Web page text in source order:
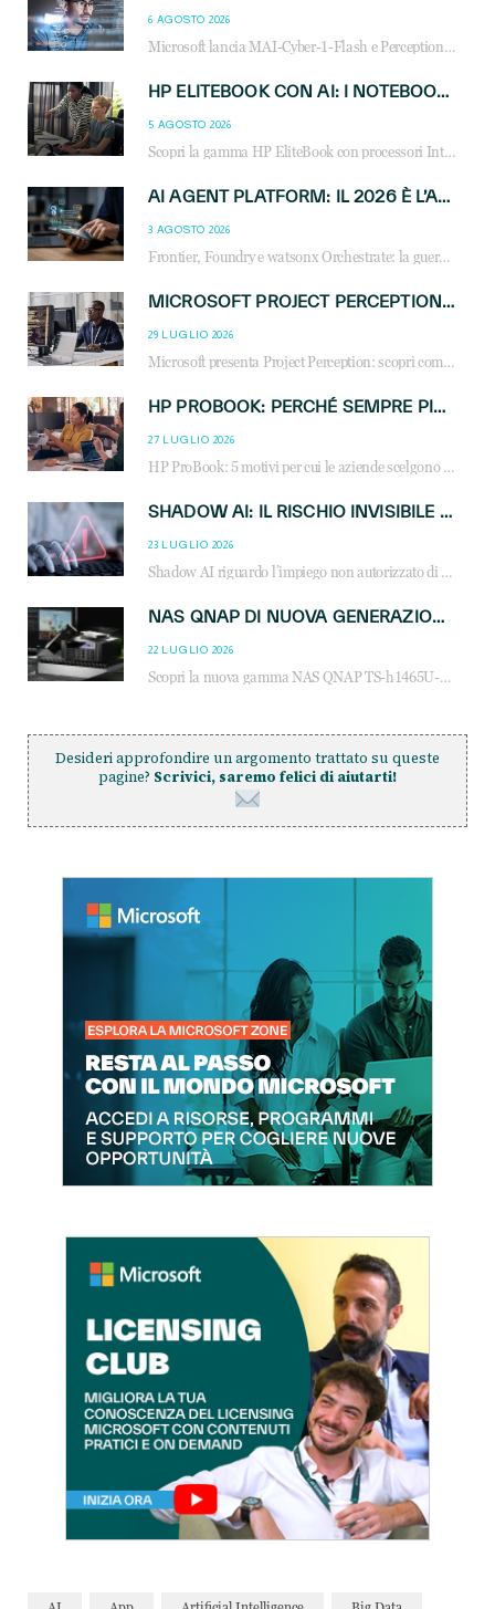
6 AGOSTO 2026
Microsoft lancia MAI-Cyber-1-Flash e Perception: cybersecurity agentica in preview dal 3 novembre. Cosa cambia per MSP, system integrator e reseller.
HP ELITEBOOK CON AI: I NOTEBOOK BUSINESS INTELLIGENTI CHE TRASFORMANO PRODUTTIVITÀ, SICUREZZA E LAVORO IBRIDO
5 AGOSTO 2026
Scopri la gamma HP EliteBook con processori Intel® Core™ Ultra e AMD Ryzen™ AI. Notebook business progettati per aumentare la produttività, migliorare la collaborazione e garantire sicurezza avanzata in ufficio e in mobilità.
AI AGENT PLATFORM: IL 2026 È L’ANNO DEL «SISTEMA OPERATIVO» PER GLI AGENTI AZIENDALI
3 AGOSTO 2026
Frontier, Foundry e watsonx Orchestrate: la guerra delle piattaforme AI agent ridisegna il mercato IT. Cosa cambia per reseller, MSP e system integrator.
MICROSOFT PROJECT PERCEPTION: COME GLI AGENTI AI CAMBIERANNO SOC, CYBERSECURITY E SERVIZI MSP
29 LUGLIO 2026
Microsoft presenta Project Perception: scopri come gli agenti AI possono trasformare cybersecurity, SOC e servizi gestiti degli MSP.
HP PROBOOK: PERCHÉ SEMPRE PIÙ AZIENDE SCELGONO NOTEBOOK PROGETTATI PER IL LAVORO MODERNO
27 LUGLIO 2026
HP ProBook: 5 motivi per cui le aziende scelgono i notebook business HP per migliorare produttività, sicurezza e gestione dell’AI.
SHADOW AI: IL RISCHIO INVISIBILE CHE LE AZIENDE POSSONO GOVERNARE
23 LUGLIO 2026
Shadow AI riguardo l’impiego non autorizzato di sistemi AI all’interno dell’azienda. E’ una pratica che si diffonde a partire dai dipendenti fino ai dirigenti e mette a repentaglio la cybersecurity, con costi più elevati per le organizzazioni. Due recenti report illustrano il fenomeno e forniscono dati in merito
NAS QNAP DI NUOVA GENERAZIONE: PIÙ PRESTAZIONI, SCALABILITÀ E PROTEZIONE DEI DATI PER LE INFRASTRUTTURE IT MODERNE
22 LUGLIO 2026
Scopri la nuova gamma NAS QNAP TS-h1465U-RP, TS-h1065eU e TS-h665U: storage aziendale con ZFS, DDR5, E1.S NVMe e connettività 2.5GbE per backup, virtualizzazione e cybersecurity.
Desideri approfondire un argomento trattato su queste
pagine? Scrivici, saremo felici di aiutarti!